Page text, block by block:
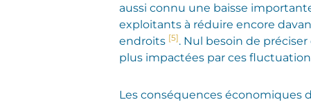
aussi connu une baisse
exploitants à réduire encore
endroits [5]. Nul besoin de
plus impactées par ces
Les conséquences économiques